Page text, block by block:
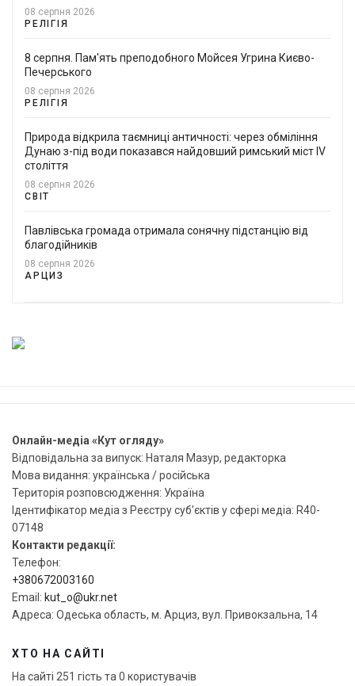
08 серпня 2026
РЕЛІГІЯ
8 серпня. Пам'ять преподобного Мойсея Угрина Києво-
Печерського
08 серпня 2026
РЕЛІГІЯ
Природа відкрила таємниці античності: через обміління
Дунаю з-під води показався найдовший римський міст IV
століття
08 серпня 2026
СВІТ
Павлівська громада отримала сонячну підстанцію від
благодійників
08 серпня 2026
АРЦИЗ
Онлайн-медіа «Кут огляду»
Відповідальна за випуск: Наталя Мазур, редакторка
Мова видання: українська / російська
Територія розповсюдження: Україна
Ідентифікатор медіа з Реєстру суб’єктів у сфері медіа: R40-
07148
Контакти редакції:
Телефон:
+380672003160
Email: kut_o@ukr.net
Адреса: Одеська область, м. Арциз, вул. Привокзальна, 14
ХТО НА САЙТІ
На сайті 251 гість та 0 користувачів